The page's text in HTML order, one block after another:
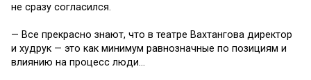
не сразу согласился.
— Все прекрасно знают, что в театре Вахтангова директор
и худрук — это как минимум равнозначные по позициям и
влиянию на процесс люди…